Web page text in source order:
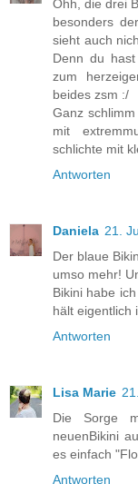
Ohh, die drei
besonders
sieht auch
Denn du
zum
beides zsm :/
Ganz
mit
schlichte mit
Antworten
Daniela 21.
Der blaue
umso mehr!
Bikini habe
hält eigentlich
Antworten
Lisa Marie
Die Sorge
neuenBikini
es einfach
Antworten